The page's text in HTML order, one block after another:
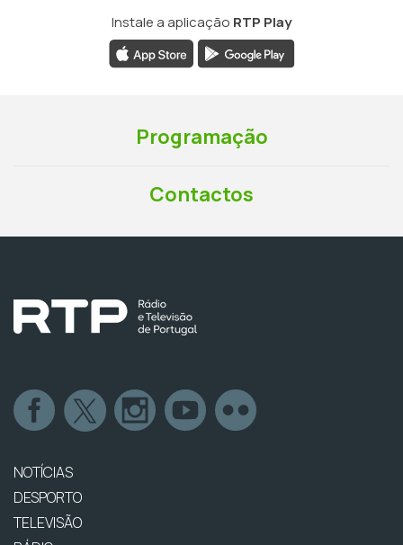
Instale a aplicação RTP Play
Programação
Contactos
NOTÍCIAS
DESPORTO
TELEVISÃO